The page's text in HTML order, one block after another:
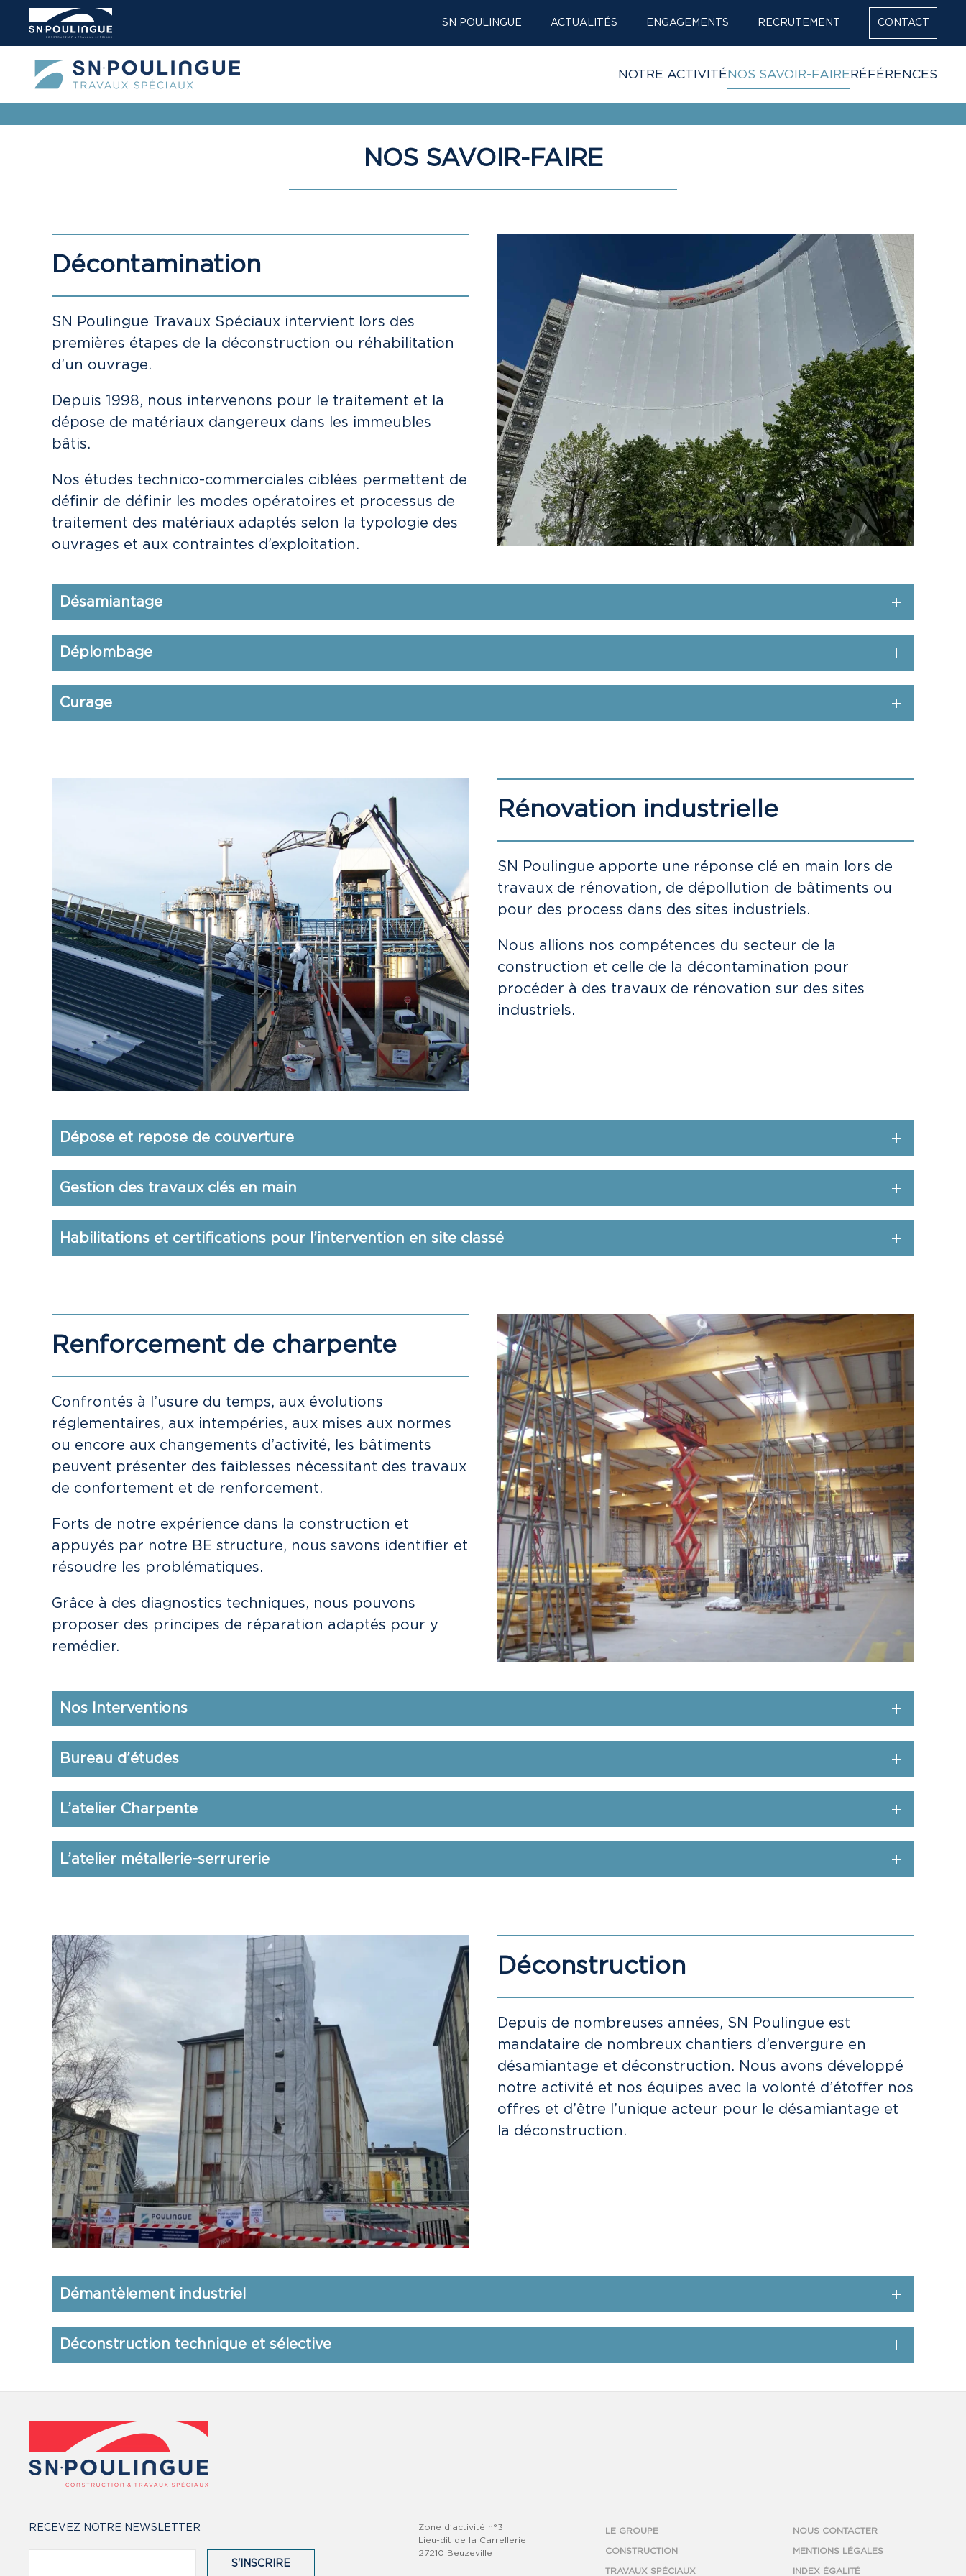
Skip to main content
SN POULINGUE ACTUALITÉS ENGAGEMENTS RECRUTEMENT CONTACT
NOTRE ACTIVITÉ NOS SAVOIR-FAIRE RÉFÉRENCES
NOS SAVOIR-FAIRE
Décontamination
SN Poulingue Travaux Spéciaux intervient lors des
premières étapes de la déconstruction ou réhabilitation
d’un ouvrage.
Depuis 1998, nous intervenons pour le traitement et la
dépose de matériaux dangereux dans les immeubles
bâtis.
Nos études technico-commerciales ciblées permettent de
définir de définir les modes opératoires et processus de
traitement des matériaux adaptés selon la typologie des
ouvrages et aux contraintes d’exploitation.
Désamiantage
Déplombage
Curage
Rénovation industrielle
SN Poulingue apporte une réponse clé en main lors de
travaux de rénovation, de dépollution de bâtiments ou
pour des process dans des sites industriels.
Nous allions nos compétences du secteur de la
construction et celle de la décontamination pour
procéder à des travaux de rénovation sur des sites
industriels.
Dépose et repose de couverture
Gestion des travaux clés en main
Habilitations et certifications pour l’intervention en site classé
Renforcement de charpente
Confrontés à l’usure du temps, aux évolutions
réglementaires, aux intempéries, aux mises aux normes
ou encore aux changements d’activité, les bâtiments
peuvent présenter des faiblesses nécessitant des travaux
de confortement et de renforcement.
Forts de notre expérience dans la construction et
appuyés par notre BE structure, nous savons identifier et
résoudre les problématiques.
Grâce à des diagnostics techniques, nous pouvons
proposer des principes de réparation adaptés pour y
remédier.
Nos Interventions
Bureau d’études
L’atelier Charpente
L’atelier métallerie-serrurerie
Déconstruction
Depuis de nombreuses années, SN Poulingue est
mandataire de nombreux chantiers d’envergure en
désamiantage et déconstruction. Nous avons développé
notre activité et nos équipes avec la volonté d’étoffer nos
offres et d’être l’unique acteur pour le désamiantage et
la déconstruction.
Démantèlement industriel
Déconstruction technique et sélective
RECEVEZ NOTRE NEWSLETTER
S'INSCRIRE
Zone d’activité n°3
Lieu-dit de la Carrellerie
27210 Beuzeville
LE GROUPE
CONSTRUCTION
TRAVAUX SPÉCIAUX
NOUS CONTACTER
MENTIONS LÉGALES
INDEX ÉGALITÉ